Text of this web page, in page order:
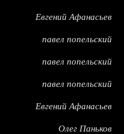
Евгений Афанасьев
павел попельский
павел попельский
павел попельский
Евгений Афанасьев
Олег Паньков